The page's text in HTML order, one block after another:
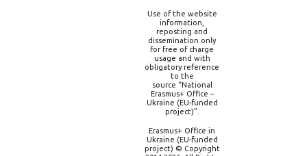
Use of the website
information,
reposting and
dissemination only
for free of charge
usage and with
obligatory reference
to the
source “National
Erasmus+ Office –
Ukraine (EU-funded
project)”.
Erasmus+ Office in
Ukraine (EU-funded
project) © Copyright